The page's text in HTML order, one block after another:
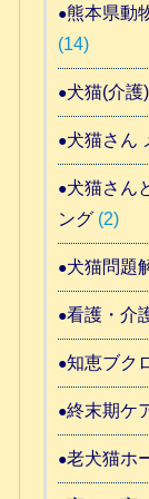
熊本県動
(14)
犬猫(介護
犬猫さん
犬猫さん
ング(2)
犬猫問題
看護・介
知恵ブク
終末期ケ
老犬猫ホ